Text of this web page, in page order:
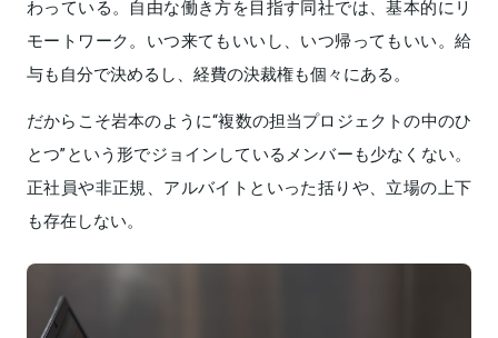
わっている。自由な働き方を目指す同社では、基本的にリ
モートワーク。いつ来てもいいし、いつ帰ってもいい。給
与も自分で決めるし、経費の決裁権も個々にある。
だからこそ岩本のように“複数の担当プロジェクトの中のひ
とつ”という形でジョインしているメンバーも少なくない。
正社員や非正規、アルバイトといった括りや、立場の上下
も存在しない。